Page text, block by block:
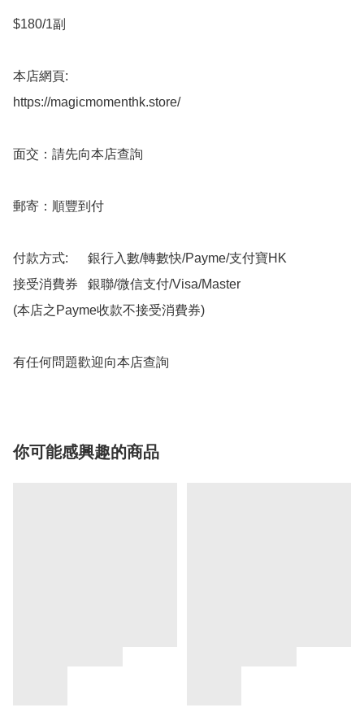
$180/1副
本店網頁:
https://magicmomenthk.store/
面交：請先向本店查詢
郵寄：順豐到付
付款方式:      銀行入數/轉數快/Payme/支付寶HK
接受消費券   銀聯/微信支付/Visa/Master
(本店之Payme收款不接受消費券)
有任何問題歡迎向本店查詢
你可能感興趣的商品